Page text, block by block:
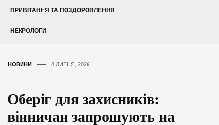
ПРИВІТАННЯ ТА ПОЗДОРОВЛЕННЯ
НЕКРОЛОГИ
НОВИНИ 8 ЛИПНЯ, 2026
Оберіг для захисників:
вінничан запрошують на